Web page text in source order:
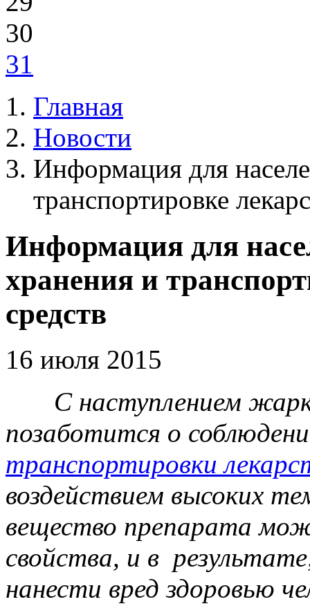
30
31
Главная
Новости
Информация для
транспортировке
Информация для
хранения и
средств
16 июля 2015
С наступлением
позаботится о
транспортировки
воздействием высоких
вещество препарата
свойства, и в
нанести вред здоровью